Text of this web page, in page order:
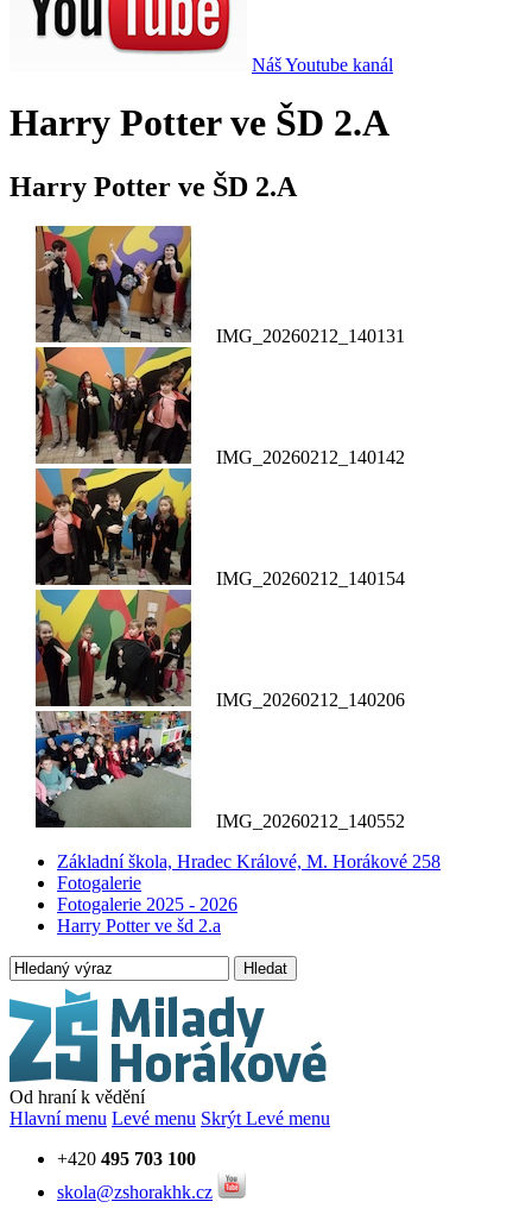
Náš Youtube kanál
Harry Potter ve ŠD 2.A
Harry Potter ve ŠD 2.A
IMG_20260212_140131
IMG_20260212_140142
IMG_20260212_140154
IMG_20260212_140206
IMG_20260212_140552
Základní škola, Hradec Králové, M. Horákové 258
Fotogalerie
Fotogalerie 2025 - 2026
Harry Potter ve šd 2.a
Hledat
Od hraní k vědění
Hlavní menu Levé menu Skrýt Levé menu
+420 495 703 100
skola@zshorakhk.cz